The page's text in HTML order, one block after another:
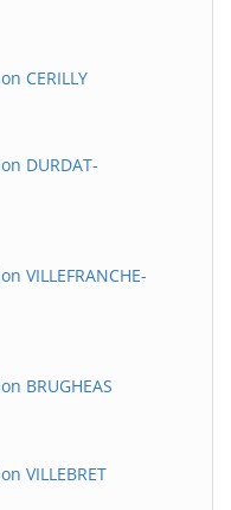
CERILLY
DURDAT-
VILLEFRANCHE-
BRUGHEAS
VILLEBRET